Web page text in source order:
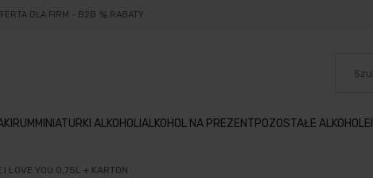
DLA FIRM - B2B RABATY
RUM MINIATURKI ALKOHOLIALKOHOL NA PREZENTPOZOSTAŁE ALKOHOLE
I LOVE YOU 0,75L + KARTON